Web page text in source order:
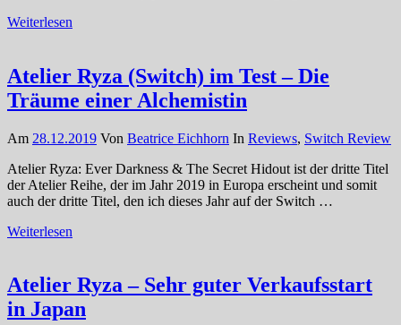
Weiterlesen
Atelier Ryza (Switch) im Test – Die
Träume einer Alchemistin
Am 28.12.2019 Von Beatrice Eichhorn In Reviews, Switch Review
Atelier Ryza: Ever Darkness & The Secret Hidout ist der dritte Titel
der Atelier Reihe, der im Jahr 2019 in Europa erscheint und somit
auch der dritte Titel, den ich dieses Jahr auf der Switch …
Weiterlesen
Atelier Ryza – Sehr guter Verkaufsstart
in Japan